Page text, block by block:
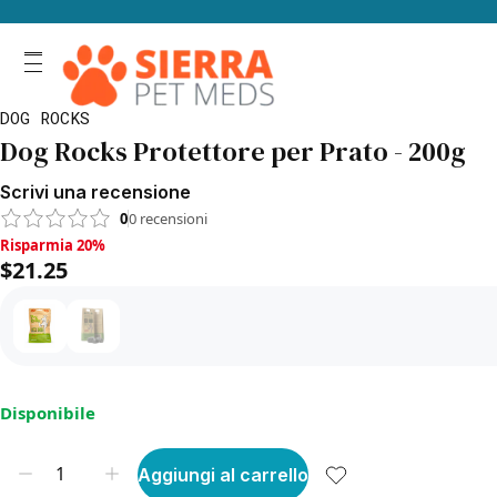
DOG ROCKS
Dog Rocks Protettore per Prato - 200g
Scrivi una recensione
00 recensioni
Risparmia 20%, $21.25
Risparmia 20%
$21.25
Disponibile
Aggiungi al carrello